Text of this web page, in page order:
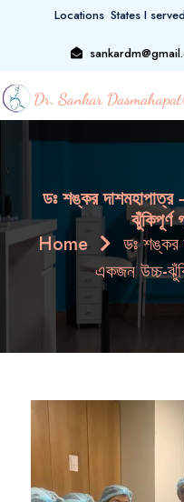
Locations States I
ডঃ শঙ্কর
ঝুঁকিপূর্ণ
Home
ডঃ শঙ্কর
একজন উচ্চ-